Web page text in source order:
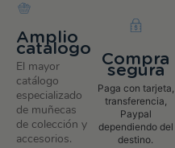
Amplio
catalogo
El mayor
catálogo
especializado
de muñecas
de colección y
accesorios.
Compra
segura
Paga con tarjeta,
transferencia,
Paypal
dependiendo del
destino.